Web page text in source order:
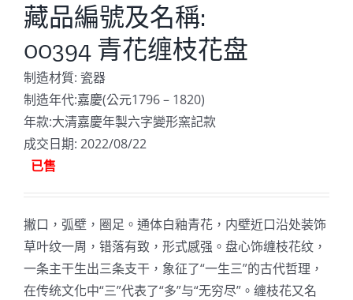
藏品編號及名稱:
00394 青花缠枝花盘
制造材質: 瓷器
制造年代:嘉慶(公元1796 – 1820)
年款:大清嘉慶年製六字變形窯記款
成交日期: 2022/08/22
已售
撇口，弧壁，圈足。通体白釉青花，内壁近口沿处装饰
草叶纹一周，错落有致，形式感强。盘心饰缠枝花纹，
一条主干生出三条支干，象征了“一生三”的古代哲理，
在传统文化中“三”代表了“多”与“无穷尽”。缠枝花又名